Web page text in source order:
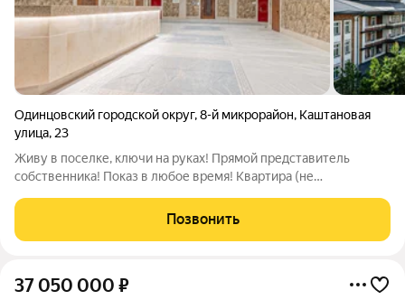
Одинцовский городской округ,8-й микрорайон, Каштановая
улица, 23
Живу в поселке, ключи на руках! Прямой представитель
собственника! Показ в любое время! Квартира (не
этаже. Квартира, светлая, с ориентацией на юг, что
гарантирует прекрасную инсоляцию. Светлая
Позвонить
37 050 000 ₽